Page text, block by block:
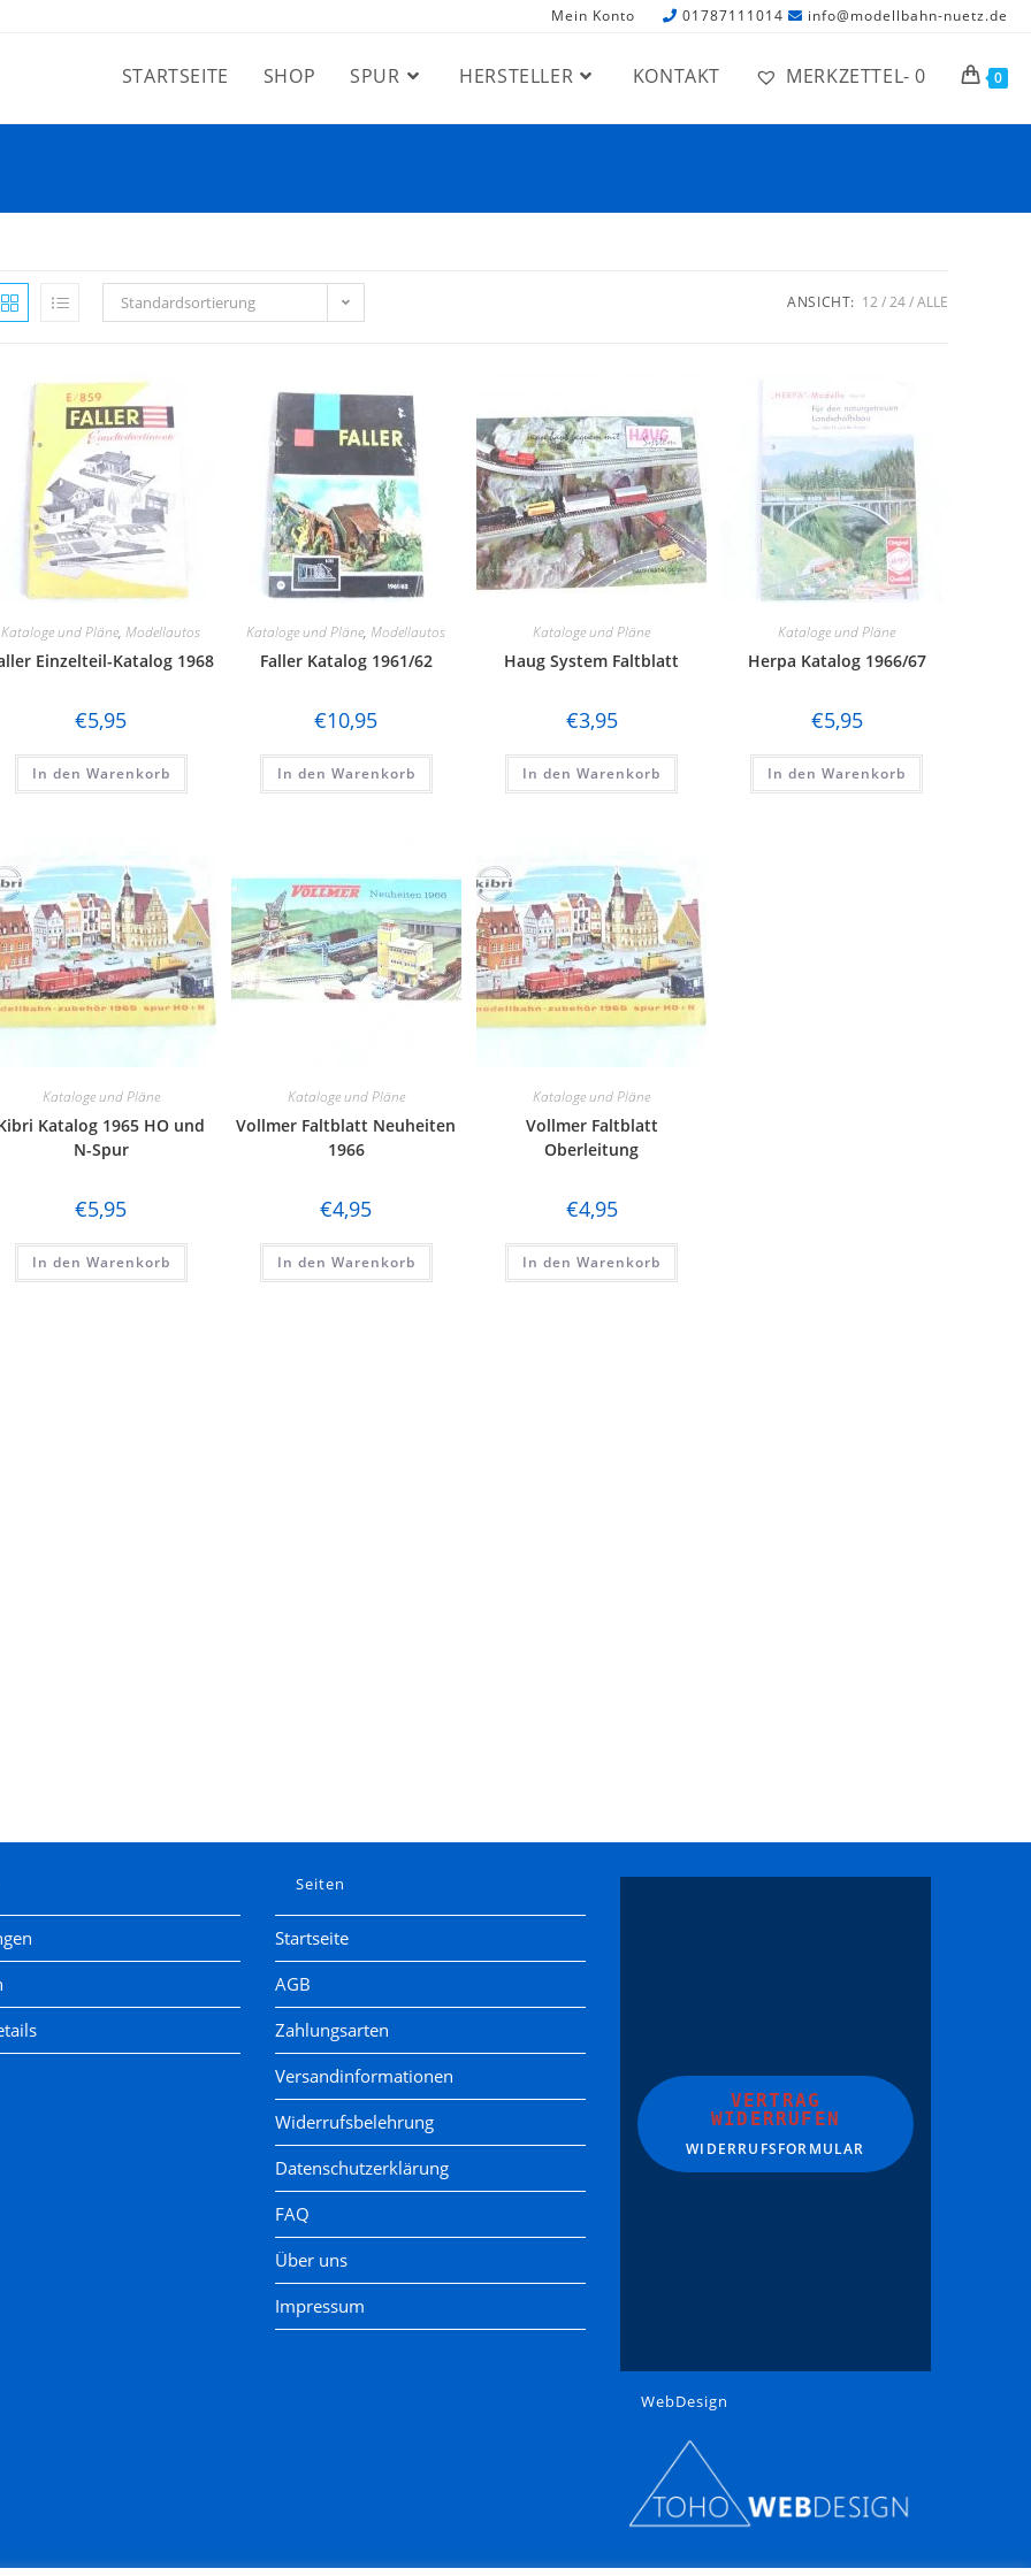
Mein Konto 01787111014 info@modellbahn-nuetz.de
STARTSEITE SHOP SPUR HERSTELLER KONTAKT MERKZETTEL- 0 0
Standardsortierung ANSICHT: 12 24 ALLE
Kataloge und Pläne,Modellautos
Einzelteil-Katalog 1968
€5,95
In den Warenkorb
Kataloge und Pläne,Modellautos
Faller Katalog 1961/62
€10,95
In den Warenkorb
Kataloge und Pläne
Haug System Faltblatt
€3,95
In den Warenkorb
Kataloge und Pläne
Herpa Katalog 1966/67
€5,95
In den Warenkorb
Kataloge und Pläne
Katalog 1965 HO und
N-Spur
€5,95
In den Warenkorb
Kataloge und Pläne
Vollmer Faltblatt Neuheiten
1966
€4,95
In den Warenkorb
Kataloge und Pläne
Vollmer Faltblatt
Oberleitung
€4,95
In den Warenkorb
Seiten
Startseite
AGB
Zahlungsarten
Versandinformationen
Widerrufsbelehrung
Datenschutzerklärung
FAQ
Über uns
Impressum
VERTRAG
WIDERRUFEN
WIDERRUFSFORMULAR
WebDesign